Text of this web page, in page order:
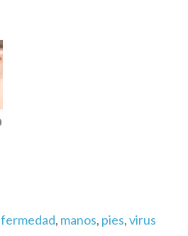
, manos, pies,virus